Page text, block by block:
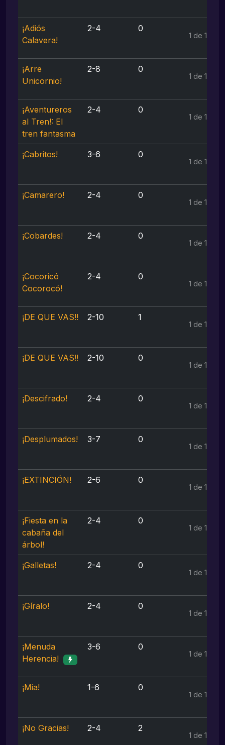
¡Adiós
Calavera!
2-4 0
1 de 1
¡Arre
Unicornio!
2-8 0
1 de 1
¡Aventureros
al Tren!: El
tren fantasma
2-4 0
1 de 1
¡Cabritos! 3-6 0
1 de 1
¡Camarero! 2-4 0
1 de 1
¡Cobardes! 2-4 0
1 de 1
¡Cocoricó
Cocorocó!
2-4 0
1 de 1
¡DE QUE VAS!! 2-10 1
1 de 1
¡DE QUE VAS!! 2-10 0
1 de 1
¡Descifrado! 2-4 0
1 de 1
¡Desplumados! 3-7 0
1 de 1
¡EXTINCIÓN! 2-6 0
1 de 1
¡Fiesta en la
cabaña del
árbol!
2-4 0
1 de 1
¡Galletas! 2-4 0
1 de 1
¡Gíralo! 2-4 0
1 de 1
¡Menuda
Herencia!
3-6 0
1 de 1
¡Mia! 1-6 0
1 de 1
¡No Gracias! 2-4 2
1 de 1